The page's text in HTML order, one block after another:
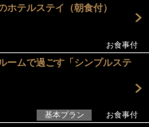
ホテルステイ（朝食付）
お食事付
ームで過ごす「シンプルステ
基本プラン お食事付